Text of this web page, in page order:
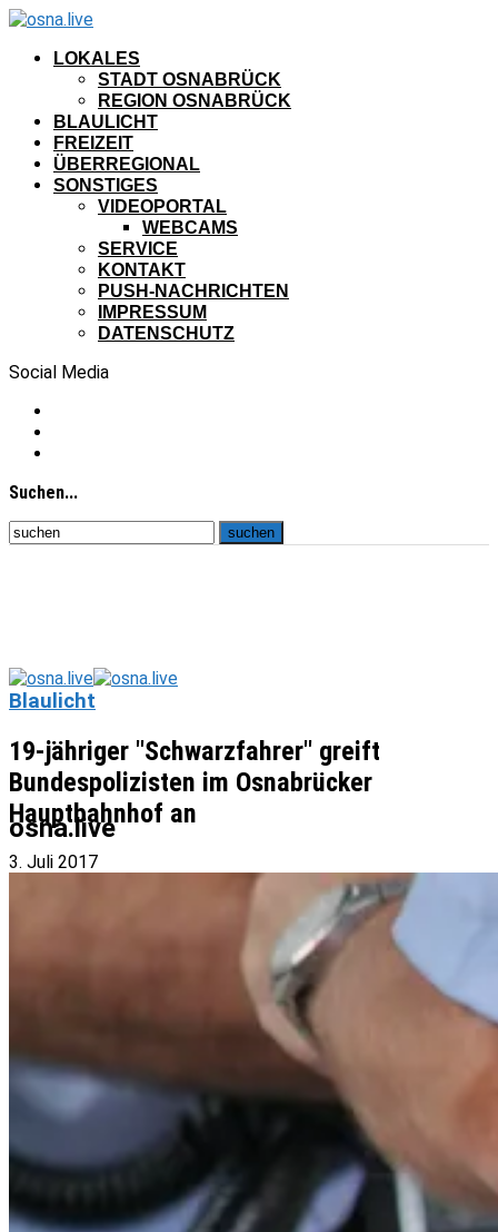
LOKALES
STADT OSNABRÜCK
REGION OSNABRÜCK
BLAULICHT
FREIZEIT
ÜBERREGIONAL
SONSTIGES
VIDEOPORTAL
WEBCAMS
SERVICE
KONTAKT
PUSH-NACHRICHTEN
IMPRESSUM
DATENSCHUTZ
Social Media
Suchen...
osna.live
Blaulicht
19-jähriger "Schwarzfahrer" greift
Bundespolizisten im Osnabrücker
Hauptbahnhof an
3. Juli 2017